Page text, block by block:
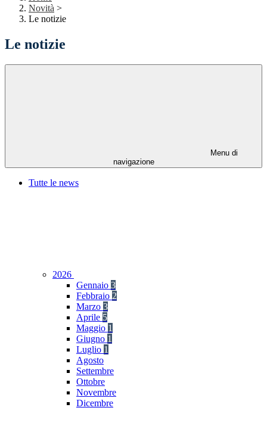
Novità >
Le notizie
Le notizie
Menu di
navigazione
Tutte le news
2026
Gennaio 3
Febbraio 2
Marzo 3
Aprile 5
Maggio 1
Giugno 1
Luglio 1
Agosto
Settembre
Ottobre
Novembre
Dicembre